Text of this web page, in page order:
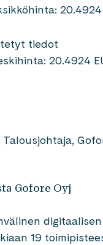
20.4924
tiedot
20.4924
Talousjohtaja,
Gofore Oyj
19